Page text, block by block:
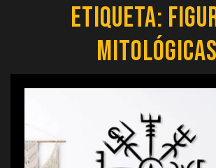
Etiqueta:
mitológicas